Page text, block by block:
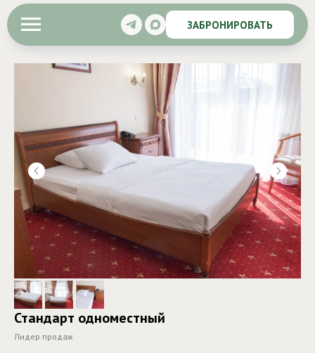
ЗАБРОНИРОВАТЬ
Стандарт одноместный
Лидер продаж